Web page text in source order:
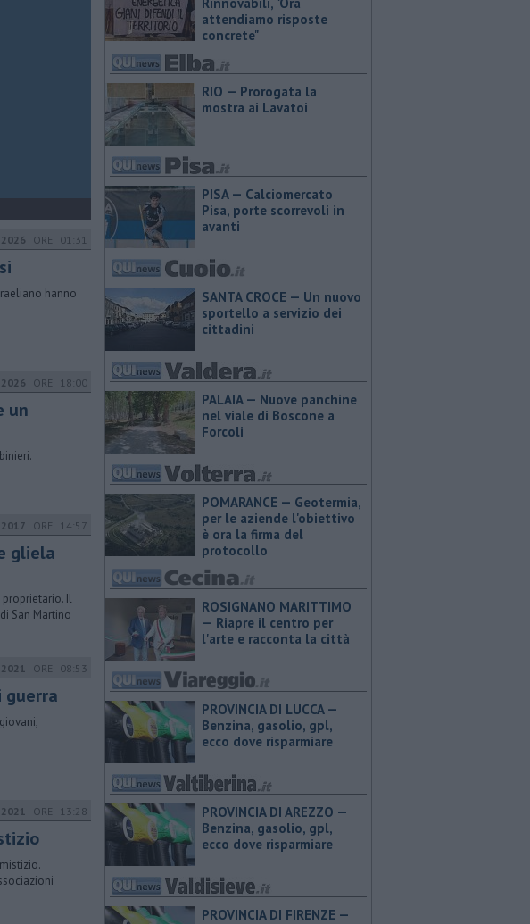
ORE 01:31
hanno
ORE 18:00
un
ORE 14:57
gliela
Il
San Martino
ORE 08:53
guerra
ORE 13:28
attendiamo risposte
concrete"
RIO — Prorogata la
mostra ai Lavatoi
PISA — Calciomercato
Pisa, porte scorrevoli in
avanti
SANTA CROCE — Un nuovo
sportello a servizio dei
cittadini
PALAIA — Nuove panchine
nel viale di Boscone a
Forcoli
POMARANCE — Geotermia,
per le aziende l'obiettivo
è ora la firma del
protocollo
ROSIGNANO MARITTIMO
— Riapre il centro per
l'arte e racconta la città
PROVINCIA DI LUCCA — ​
Benzina, gasolio, gpl,
ecco dove risparmiare
PROVINCIA DI AREZZO — ​
Benzina, gasolio, gpl,
ecco dove risparmiare
PROVINCIA DI FIRENZE — ​